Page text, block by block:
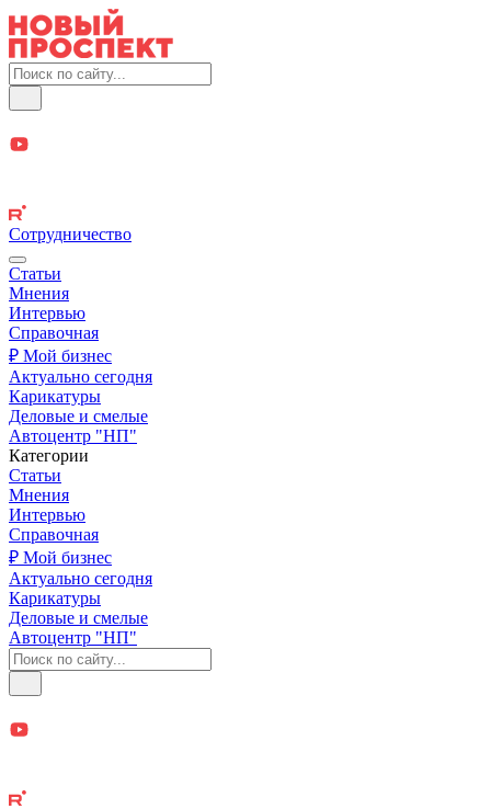
Сотрудничество
Статьи
Мнения
Интервью
Справочная
₽ Мой бизнес
Актуально сегодня
Карикатуры
Деловые и смелые
Автоцентр "НП"
Категории
Статьи
Мнения
Интервью
Справочная
₽ Мой бизнес
Актуально сегодня
Карикатуры
Деловые и смелые
Автоцентр "НП"